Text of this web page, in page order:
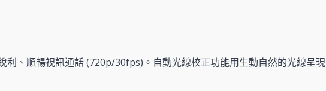
利、順暢視訊通話 (720p/30fps)。自動光線校正功能用生動自然的光線呈現